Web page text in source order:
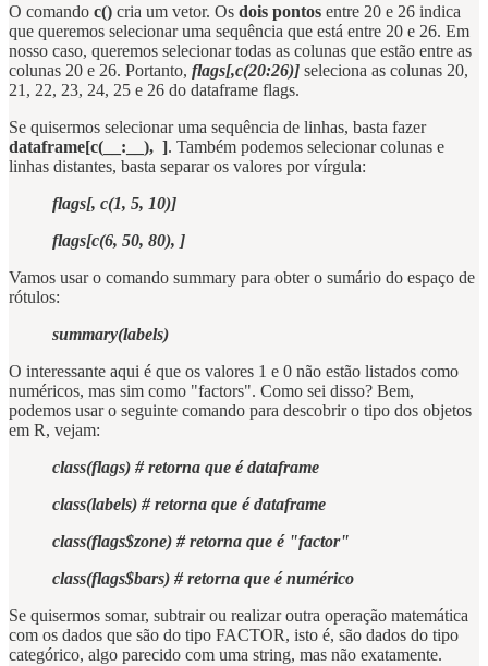
O comando c() cria um vetor. Os dois pontos entre 20 e 26 indica
que queremos selecionar uma sequência que está entre 20 e 26. Em
nosso caso, queremos selecionar todas as colunas que estão entre as
colunas 20 e 26. Portanto, flags[,c(20:26)] seleciona as colunas 20,
21, 22, 23, 24, 25 e 26 do dataframe flags.
Se quisermos selecionar uma sequência de linhas, basta fazer
dataframe[c(__:__), ]. Também podemos selecionar colunas e
linhas distantes, basta separar os valores por vírgula:
flags[, c(1, 5, 10)]
flags[c(6, 50, 80), ]
Vamos usar o comando summary para obter o sumário do espaço de
rótulos:
summary(labels)
O interessante aqui é que os valores 1 e 0 não estão listados como
numéricos, mas sim como "factors". Como sei disso? Bem,
podemos usar o seguinte comando para descobrir o tipo dos objetos
em R, vejam:
class(flags) # retorna que é dataframe
class(labels) # retorna que é dataframe
class(flags$zone) # retorna que é "factor"
class(flags$bars) # retorna que é numérico
Se quisermos somar, subtrair ou realizar outra operação matemática
com os dados que são do tipo FACTOR, isto é, são dados do tipo
categórico, algo parecido com uma string, mas não exatamente.